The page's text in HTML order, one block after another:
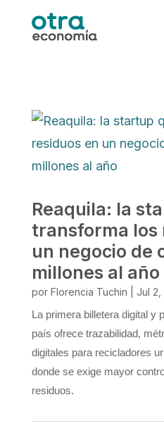
Reaquila: la
transforma los
un negocio de
millones al año
por Florencia Tuchin
Jul 2,
La primera billetera digital y
país ofrece trazabilidad,
digitales para recicladores
donde se exige mayor
residuos.